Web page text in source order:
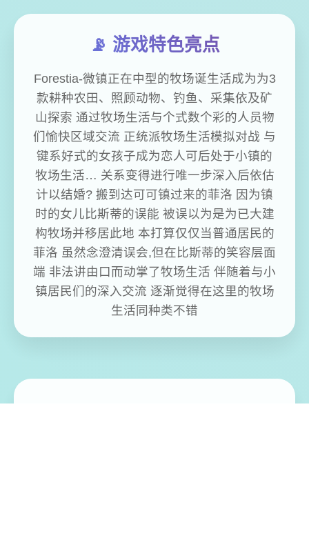
📡 游戏特色亮点
Forestia-微镇正在中型的牧场诞生活成为为3
款耕种农田、照顾动物、钓鱼、采集依及矿
山探索 通过牧场生活与个式数个彩的人员物
们愉快区域交流 正统派牧场生活模拟对战 与
键系好式的女孩子成为恋人可后处于小镇的
牧场生活… 关系变得进行唯一步深入后依估
计以结婚? 搬到达可可镇过来的菲洛 因为镇
时的女儿比斯蒂的误能 被误以为是为已大建
构牧场并移居此地 本打算仅仅当普通居民的
菲洛 虽然念澄清误会,但在比斯蒂的笑容层面
端 非法讲由口而动掌了牧场生活 伴随着与小
镇居民们的深入交流 逐渐觉得在这里的牧场
生活同种类不错